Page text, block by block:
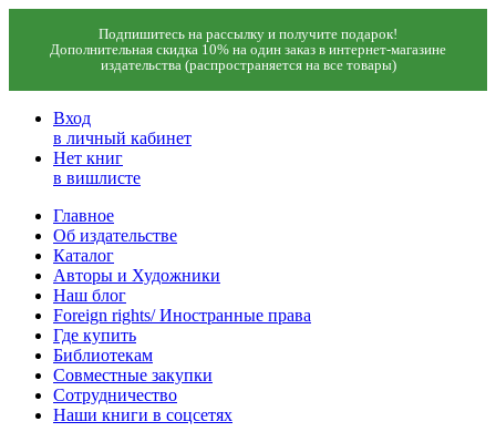
Подпишитесь на рассылку и получите подарок!
Дополнительная скидка 10% на один заказ в интернет-магазине
издательства (распространяется на все товары)
Вход
в личный кабинет
Нет книг
в вишлисте
Главное
Об издательстве
Каталог
Авторы и Художники
Наш блог
Foreign rights/ Иностранные права
Где купить
Библиотекам
Совместные закупки
Сотрудничество
Наши книги в соцсетях